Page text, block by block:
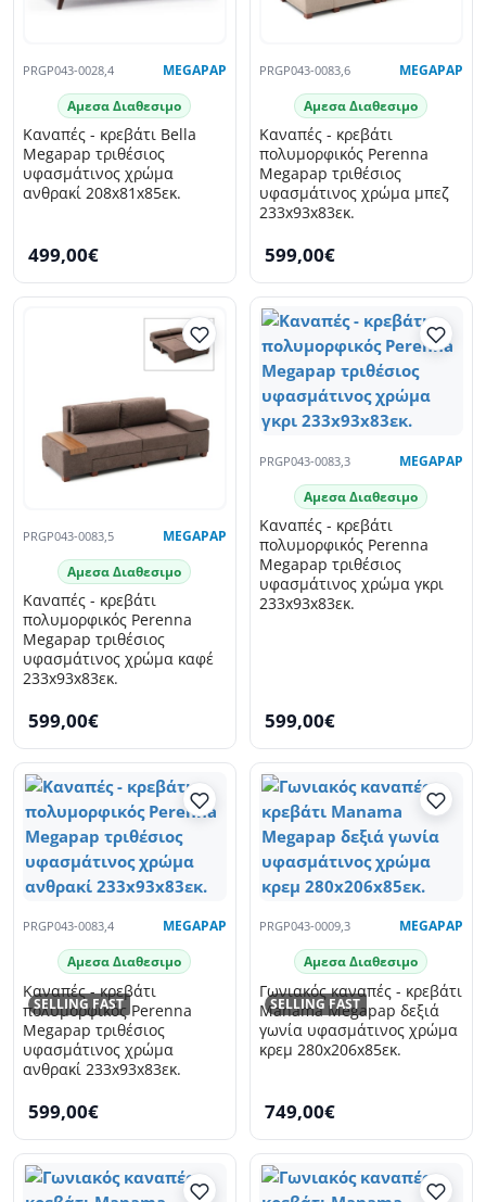
PRGP043-0028,4 MEGAPAP
Αμεσα Διαθεσιμο
Καναπές - κρεβάτι Bella
Megapap τριθέσιος
υφασμάτινος χρώμα
ανθρακί 208x81x85εκ.
499,00€
PRGP043-0083,6 MEGAPAP
Αμεσα Διαθεσιμο
Καναπές - κρεβάτι
πολυμορφικός Perenna
Megapap τριθέσιος
υφασμάτινος χρώμα μπεζ
233x93x83εκ.
599,00€
PRGP043-0083,5 MEGAPAP
Αμεσα Διαθεσιμο
Καναπές - κρεβάτι
πολυμορφικός Perenna
Megapap τριθέσιος
υφασμάτινος χρώμα καφέ
233x93x83εκ.
599,00€
PRGP043-0083,3 MEGAPAP
Αμεσα Διαθεσιμο
Καναπές - κρεβάτι
πολυμορφικός Perenna
Megapap τριθέσιος
υφασμάτινος χρώμα γκρι
233x93x83εκ.
599,00€
SELLING FAST
PRGP043-0083,4 MEGAPAP
Αμεσα Διαθεσιμο
Καναπές - κρεβάτι
πολυμορφικός Perenna
Megapap τριθέσιος
υφασμάτινος χρώμα
ανθρακί 233x93x83εκ.
599,00€
SELLING FAST
PRGP043-0009,3 MEGAPAP
Αμεσα Διαθεσιμο
Γωνιακός καναπές - κρεβάτι
Manama Megapap δεξιά
γωνία υφασμάτινος χρώμα
κρεμ 280x206x85εκ.
749,00€